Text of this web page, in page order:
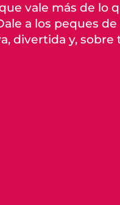
vale más de lo
a los peques de
divertida y, sobre